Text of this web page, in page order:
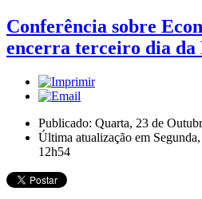
Conferência sobre
encerra terceiro dia da
Publicado: Quarta, 23 de
Última atualização em
12h54